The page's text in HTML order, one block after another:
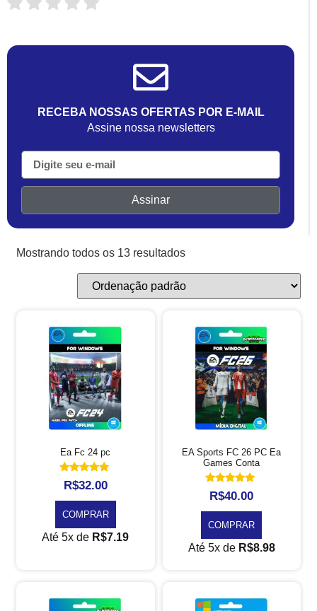
RECEBA NOSSAS OFERTAS POR E-MAIL
Assine nossa newsletters
Assinar
Mostrando todos os 13 resultados
Ea Fc 24 pc
Avaliação
5.00
de 5
R$32.00
COMPRAR
Até 5x de R$7.19
EA Sports FC 26 PC Ea
Games Conta
Avaliação
5.00
de 5
R$40.00
COMPRAR
Até 5x de R$8.98